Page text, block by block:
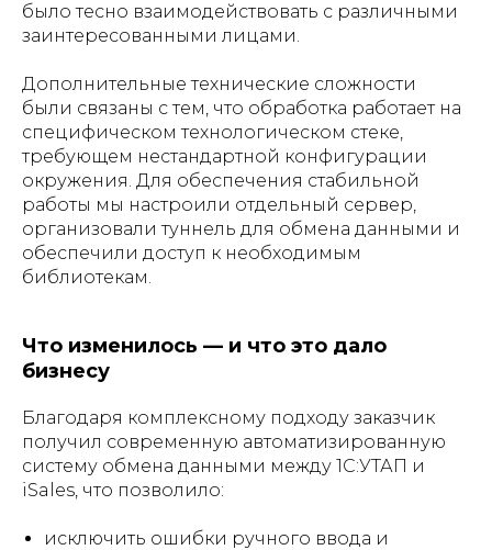
было тесно взаимодействовать с различными
заинтересованными лицами.
Дополнительные технические сложности
были связаны с тем, что обработка работает на
специфическом технологическом стеке,
требующем нестандартной конфигурации
окружения. Для обеспечения стабильной
работы мы настроили отдельный сервер,
организовали туннель для обмена данными и
обеспечили доступ к необходимым
библиотекам.
Что изменилось — и что это дало
бизнесу
Благодаря комплексному подходу заказчик
получил современную автоматизированную
систему обмена данными между 1С:УТАП и
iSales, что позволило:
исключить ошибки ручного ввода и